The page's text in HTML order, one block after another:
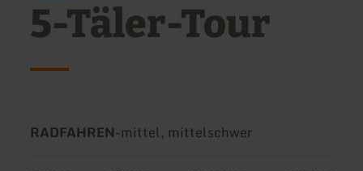
5-Täler-Tour
Art
RADFAHREN-Schwierigkeit:
mittel, mittelschwer